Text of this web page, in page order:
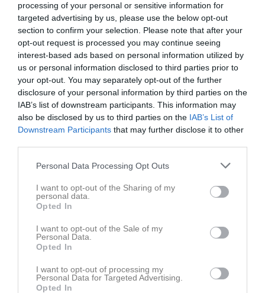
processing of your personal or sensitive information for
targeted advertising by us, please use the below opt-out
section to confirm your selection. Please note that after your
opt-out request is processed you may continue seeing
interest-based ads based on personal information utilized by
us or personal information disclosed to third parties prior to
your opt-out. You may separately opt-out of the further
disclosure of your personal information by third parties on the
IAB’s list of downstream participants. This information may
also be disclosed by us to third parties on the IAB’s List of
Downstream Participants that may further disclose it to other
Personal Data Processing Opt Outs
I want to opt-out of the Sharing of my
personal data.
Opted In
I want to opt-out of the Sale of my
Personal Data.
Opted In
I want to opt-out of processing my
Personal Data for Targeted Advertising.
Opted In
Höstsäsongen är igång!
Första träningen är avklarad och vi är laddade inför den andra halvan av serien. Men innan dess väntar en spännande träningsmatch där vi får chansen att finslipa formen. ⚽ IFK Falköping FF – Alingsås IF FF 🗓 Lördag 1 augusti 🕐 Kl. 13.00 📍 Odenplan A Kom och stötta grabbarna från läktaren – vi ses på Odenplan! 🔵⚪️V Ä L K O M N A 🔵⚪️
Seniorerna för 13 dagar sedan 0